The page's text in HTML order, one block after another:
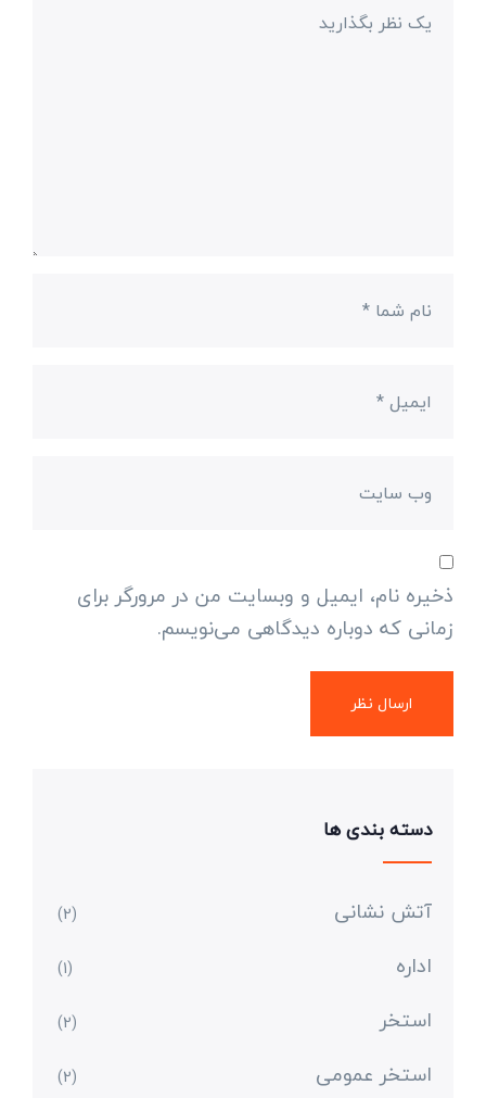
ذخیره نام، ایمیل و وبسایت من در مرورگر برای
زمانی که دوباره دیدگاهی می‌نویسم.
دسته بندی ها
آتش نشانی (2)
اداره (1)
استخر (2)
استخر عمومی (2)